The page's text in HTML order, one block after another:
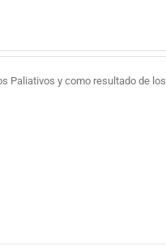
Paliativos y como resultado de los